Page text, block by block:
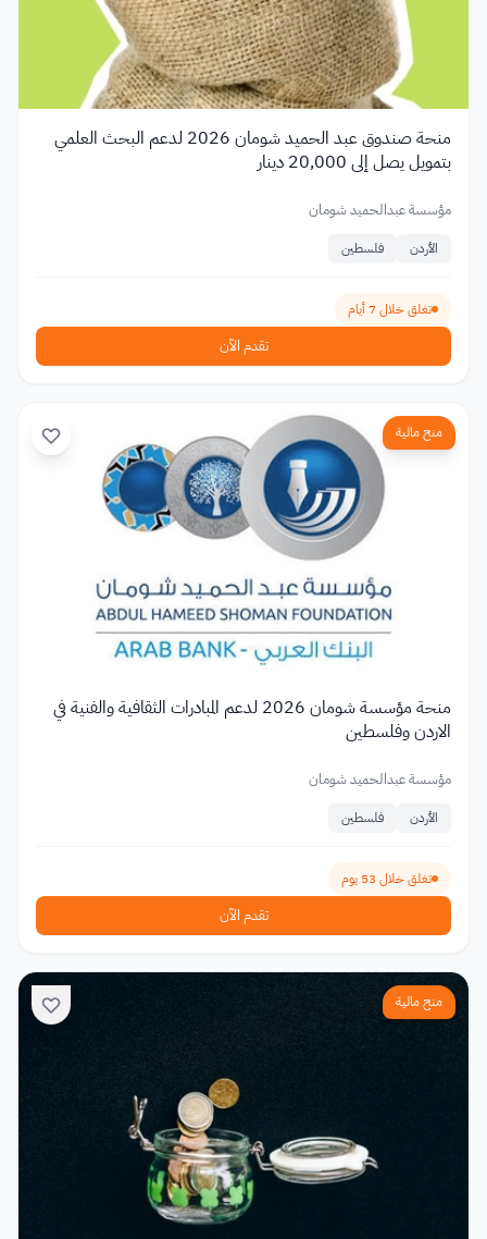
منحة صندوق عبد الحميد شومان 2026 لدعم البحث العلمي
بتمويل يصل إلى 20,000 دينار
مؤسسة عبدالحميد شومان
الأردن فلسطين
تغلق خلال 7 أيام
تقدم الآن
منح مالية
منحة مؤسسة شومان 2026 لدعم المبادرات الثقافية والفنية في
الاردن وفلسطين
مؤسسة عبدالحميد شومان
الأردن فلسطين
تغلق خلال 53 يوم
تقدم الآن
منح مالية